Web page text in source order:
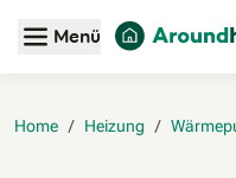
Zum
Menü
Home / Heizung /